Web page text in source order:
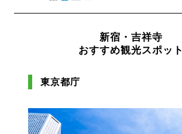
新宿・吉祥寺
おすすめ観光スポット
東京都庁